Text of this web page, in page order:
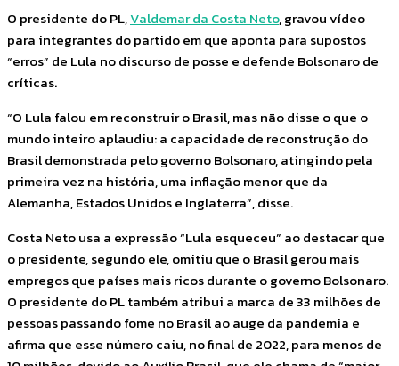
O presidente do PL,Valdemar da Costa Neto, gravou vídeo
para integrantes do partido em que aponta para supostos
“erros” de Lula no discurso de posse e defende Bolsonaro de
críticas.
“O Lula falou em reconstruir o Brasil, mas não disse o que o
mundo inteiro aplaudiu: a capacidade de reconstrução do
Brasil demonstrada pelo governo Bolsonaro, atingindo pela
primeira vez na história, uma inflação menor que da
Alemanha, Estados Unidos e Inglaterra”, disse.
Costa Neto usa a expressão “Lula esqueceu” ao destacar que
o presidente, segundo ele, omitiu que o Brasil gerou mais
empregos que países mais ricos durante o governo Bolsonaro.
O presidente do PL também atribui a marca de 33 milhões de
pessoas passando fome no Brasil ao auge da pandemia e
afirma que esse número caiu, no final de 2022, para menos de